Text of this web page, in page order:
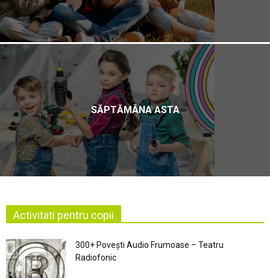
SĂPTĂMÂNA ASTA
Activitati pentru copii
300+ Povești Audio Frumoase – Teatru
Radiofonic